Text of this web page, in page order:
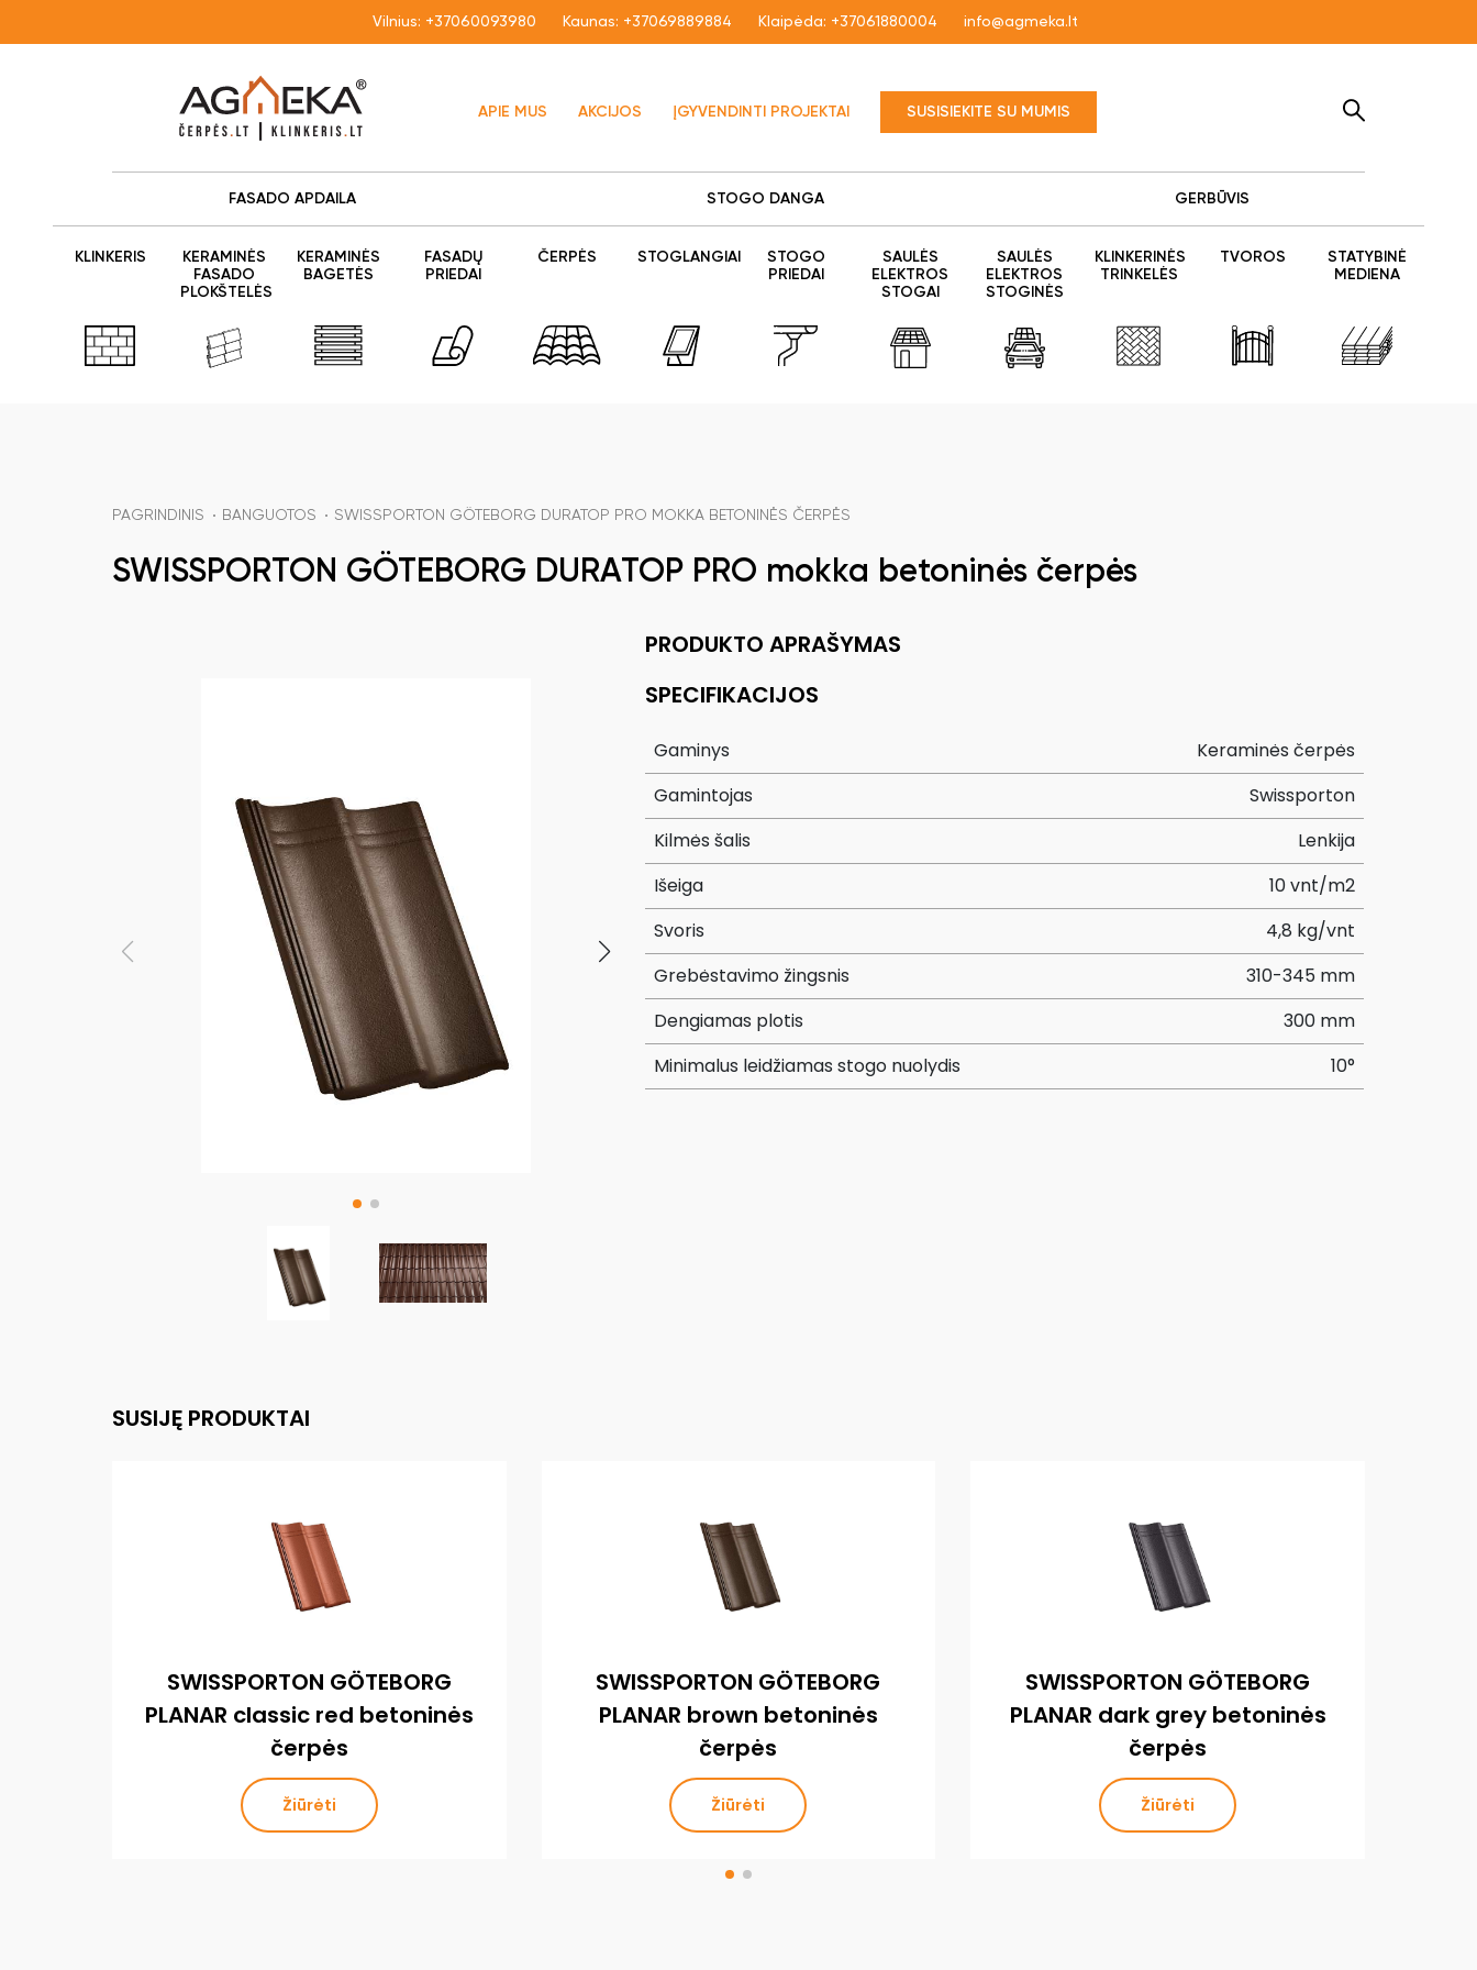
Vilnius: +37060093980 Kaunas: +37069889884 Klaipėda: +37061880004 info@agmeka.lt
APIE MUS AKCIJOS ĮGYVENDINTI PROJEKTAI SUSISIEKITE SU MUMIS
FASADO APDAILA STOGO DANGA GERBŪVIS
KLINKERIS
KERAMINĖS
FASADO
PLOKŠTELĖS
KERAMINĖS
BAGETĖS
FASADŲ
PRIEDAI
ČERPĖS STOGLANGIAI
STOGO
PRIEDAI
SAULĖS
ELEKTROS
STOGAI
SAULĖS
ELEKTROS
STOGINĖS
KLINKERINĖS
TRINKELĖS
TVOROS
STATYBINĖ
MEDIENA
PAGRINDINIS BANGUOTOS SWISSPORTON GÖTEBORG DURATOP PRO MOKKA BETONINĖS ČERPĖS
SWISSPORTON GÖTEBORG DURATOP PRO mokka betoninės čerpės
PRODUKTO APRAŠYMAS
SPECIFIKACIJOS
Gaminys
Keraminės čerpės
Gamintojas
Swissporton
Kilmės šalis
Lenkija
Išeiga
10 vnt/m2
Svoris
4,8 kg/vnt
Grebėstavimo žingsnis
310-345 mm
Dengiamas plotis
300 mm
Minimalus leidžiamas stogo nuolydis
10°
SUSIJĘ PRODUKTAI
SWISSPORTON GÖTEBORG
PLANAR classic red betoninės
čerpės
Žiūrėti
SWISSPORTON GÖTEBORG
PLANAR brown betoninės
čerpės
Žiūrėti
SWISSPORTON GÖTEBORG
PLANAR dark grey betoninės
čerpės
Žiūrėti